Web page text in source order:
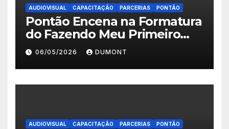
AUDIOVISUAL CAPACITAÇÃO PARCERIAS PONTÃO
Pontão Encena na Formatura
do Fazendo Meu Primeiro
Filme no Degase Belford
Roxo e reforça as inscrições
abertas em Nova Iguaçu
06/05/2026 DUMONT
AUDIOVISUAL CAPACITAÇÃO PARCERIAS PONTÃO